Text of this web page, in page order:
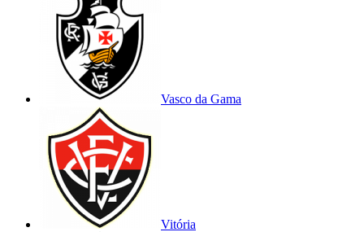
Vasco da Gama
Vitória